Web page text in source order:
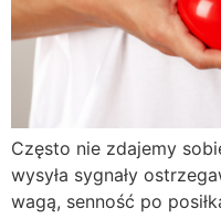
Często nie zdajemy
wysyła sygnały
wagą, senność po